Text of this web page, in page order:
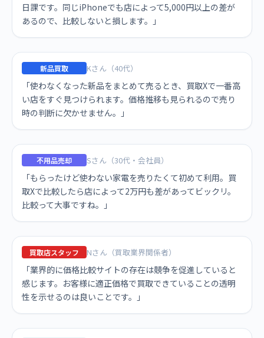
日課です。同じiPhoneでも店によって5,000円以上の差が
あるので、比較しないと損します。」
新品買取 Kさん（40代）
「使わなくなった新品をまとめて売るとき、買取Xで一番高
い店をすぐ見つけられます。価格推移も見られるので売り
時の判断に欠かせません。」
不用品売却 Sさん（30代・会社員）
「もらったけど使わない家電を売りたくて初めて利用。買
取Xで比較したら店によって2万円も差があってビックリ。
比較って大事ですね。」
買取店スタッフ Nさん（買取業界関係者）
「業界的に価格比較サイトの存在は競争を促進していると
感じます。お客様に適正価格で買取できていることの透明
性を示せるのは良いことです。」